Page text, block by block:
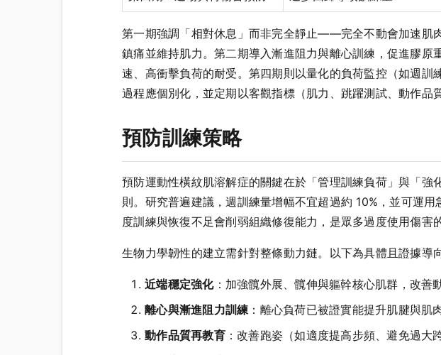
第一期強調「相對休息」而非完全靜止——完全不動會加速肌
鎮痛並維持肌力。第二期導入漸進阻力與離心訓練，促進膠
速、高衝擊負荷的耐受。第四期則以量化的負荷監控（如週
過程應個別化，並定期以客觀指標（肌力、跳躍測試、動作品
預防訓練策略
預防運動性橫紋肌溶解症的關鍵在於「管理訓練負荷」與「
則。研究普遍建議，週訓練量增幅不宜超過約 10%，並可運
度訓練與恢復不足會削弱組織修復能力，是眾多過度使用傷害
生物力學韌性的建立需針對整條動力鏈。以下為具體且證據導
近端穩定強化：加強髖外展、髖伸與軀幹核心肌群，改善
離心與漸進阻力訓練 ：離心負荷已被證實能提升肌腱與肌
動作品質再教育：改善跑姿（如適度提高步頻、避免過大